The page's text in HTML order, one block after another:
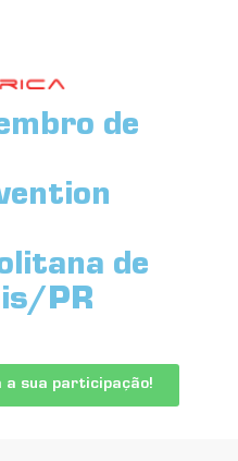
de
de
PR
a sua participação!